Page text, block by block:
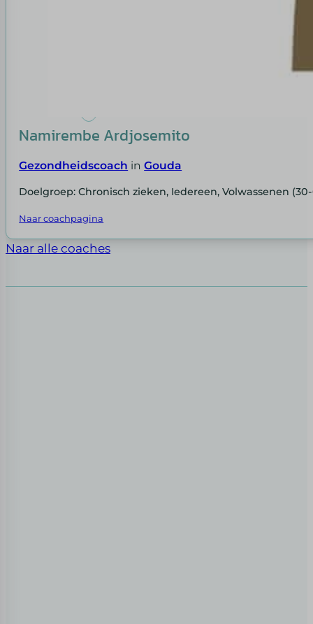
Namirembe Ardjosemito
Gezondheidscoach inGouda
Doelgroep: Chronisch zieken, Iedereen, Volwassenen
Naar coachpagina
Naar alle coaches